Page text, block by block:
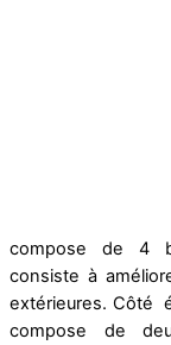
compose de 4
consiste à
extérieures. Côté
compose de